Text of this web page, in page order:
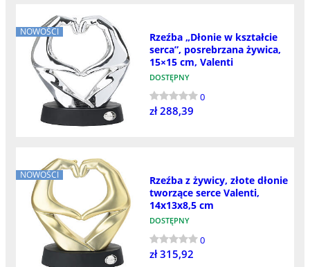
NOWOŚCI
Rzeźba „Dłonie w kształcie
serca”, posrebrzana żywica,
15×15 cm, Valenti
DOSTĘPNY
0
zł 288,39
NOWOŚCI
Rzeźba z żywicy, złote dłonie
tworzące serce Valenti,
14x13x8,5 cm
DOSTĘPNY
0
zł 315,92